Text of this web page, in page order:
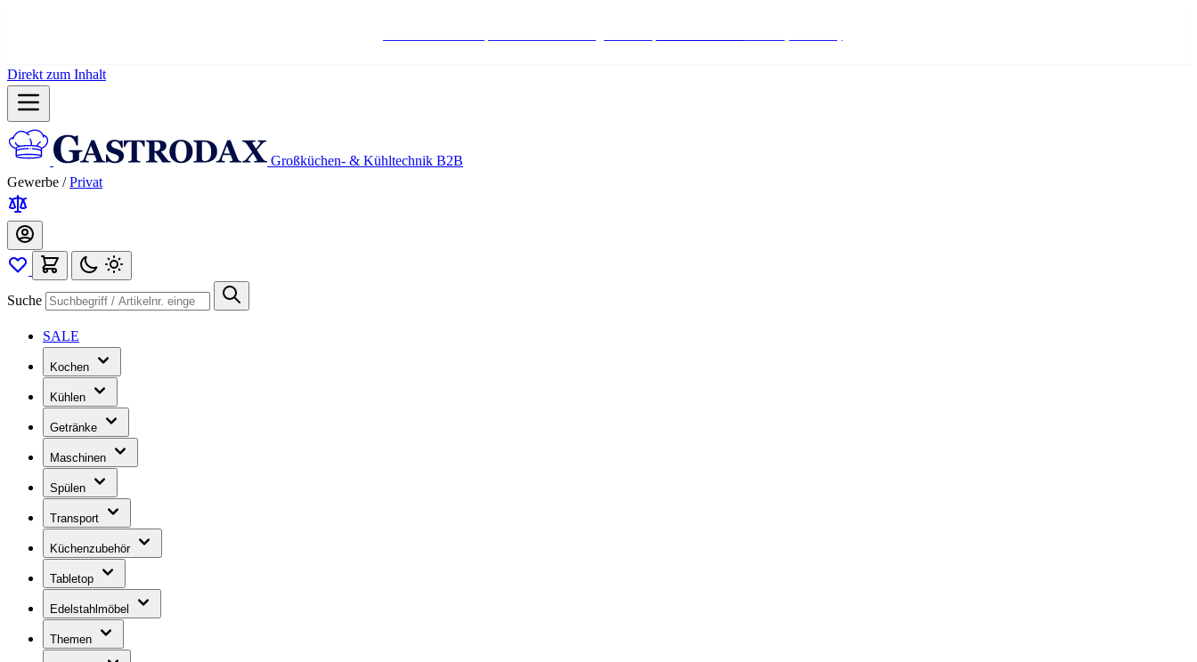
Direkt zum Inhalt
Großküchen- & Kühltechnik B2B
Gewerbe / Privat
Suche
SALE
Kochen
Kühlen
Getränke
Maschinen
Spülen
Transport
Küchenzubehör
Tabletop
Edelstahlmöbel
Themen